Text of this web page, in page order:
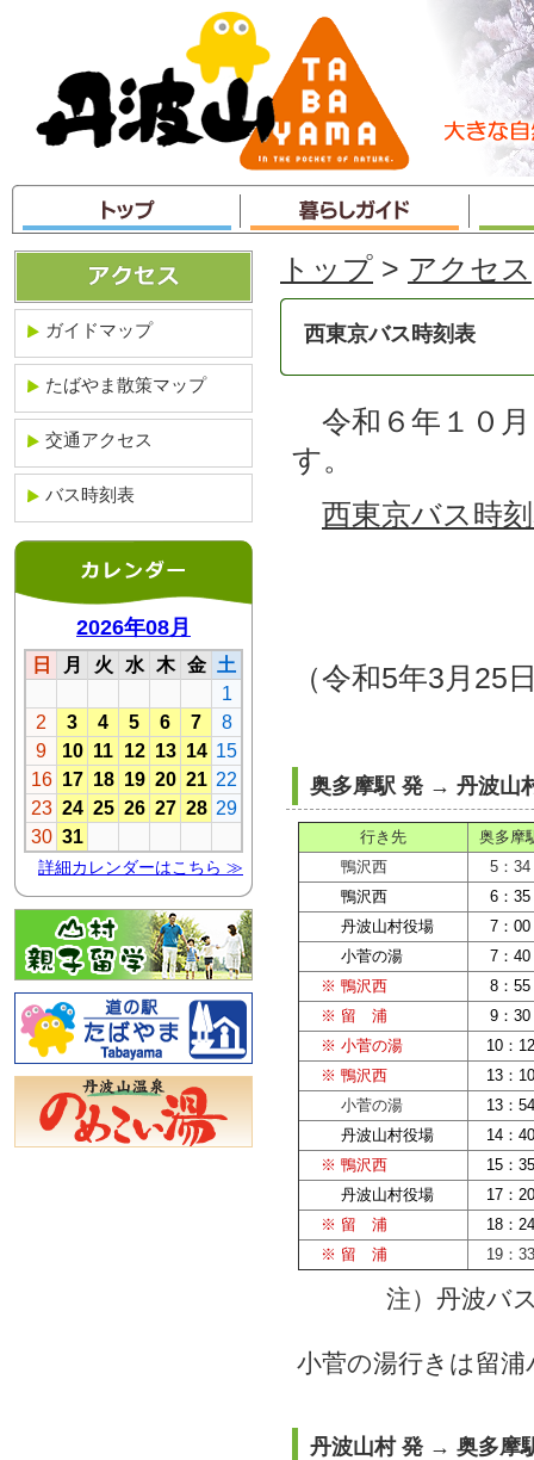
ャ
ン
プ
トップ > アクセス
西東京バス時刻表
令和６年１０
す。
西東京バス時
（令和5年3月
奥多摩駅 発 → 丹波山
行き先
奥多摩
鴨沢西
5：34
鴨沢西
6：35
丹波山村役場
7：00
小菅の湯
7：40
※ 鴨沢西
8：55
※ 留 浦
9：30
※ 小菅の湯
10：12
※ 鴨沢西
13：10
小菅の湯
13：54
丹波山村役場
14：40
※ 鴨沢西
15：35
丹波山村役場
17：20
※ 留 浦
18：24
※ 留 浦
19：33
注）丹波バ
小菅の湯行きは留
丹波山村 発 → 奥多摩
ガイドマップ
たばやま散策マップ
交通アクセス
バス時刻表